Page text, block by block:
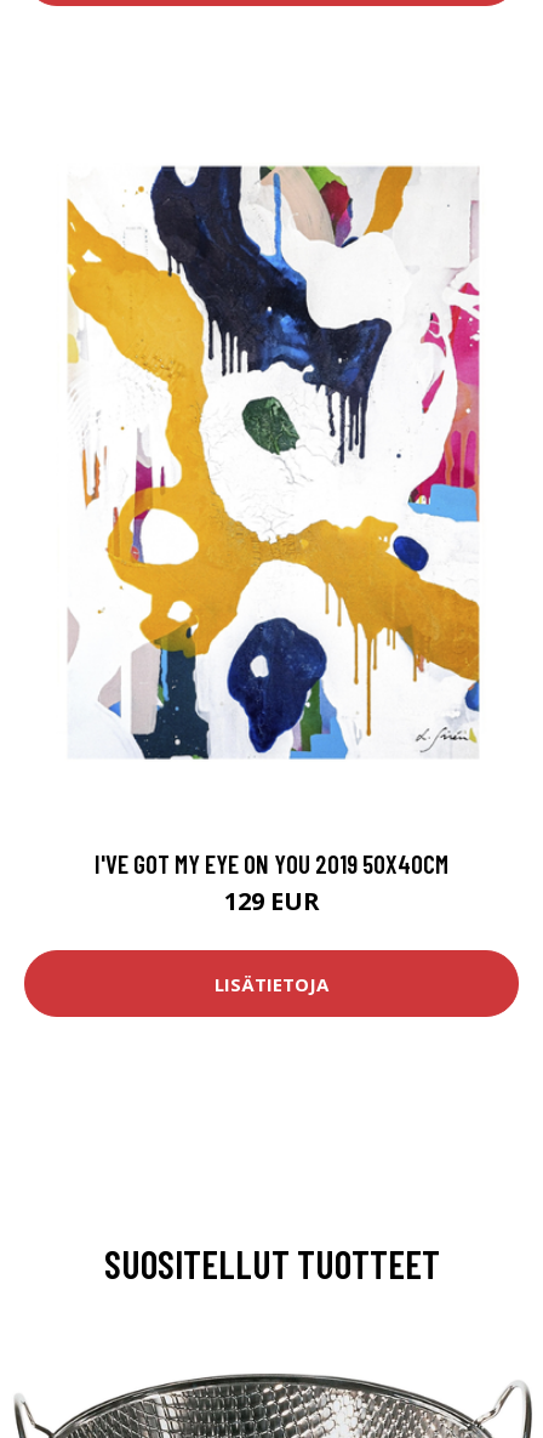
I'VE GOT MY EYE ON YOU 2019 50X40CM
129 EUR
LISÄTIETOJA
SUOSITELLUT TUOTTEET